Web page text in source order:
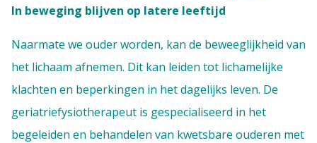
In beweging blijven op latere leeftijd
Naarmate we ouder worden, kan de beweeglijkheid van
het lichaam afnemen. Dit kan leiden tot lichamelijke
klachten en beperkingen in het dagelijks leven. De
geriatriefysiotherapeut is gespecialiseerd in het
begeleiden en behandelen van kwetsbare ouderen met